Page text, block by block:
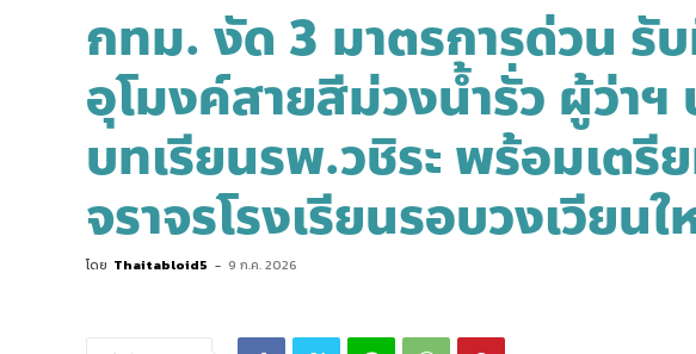
กทม. งัด 3 มาตรการด่วน รั
อุโมงค์สายสีม่วงน้ำรั่ว ผู้ว่า
บทเรียนรพ.วชิระ พร้อมเต
จราจรโรงเรียนรอบวงเวียน
โดย Thaitabloid5 - 9 ก.ค. 2026